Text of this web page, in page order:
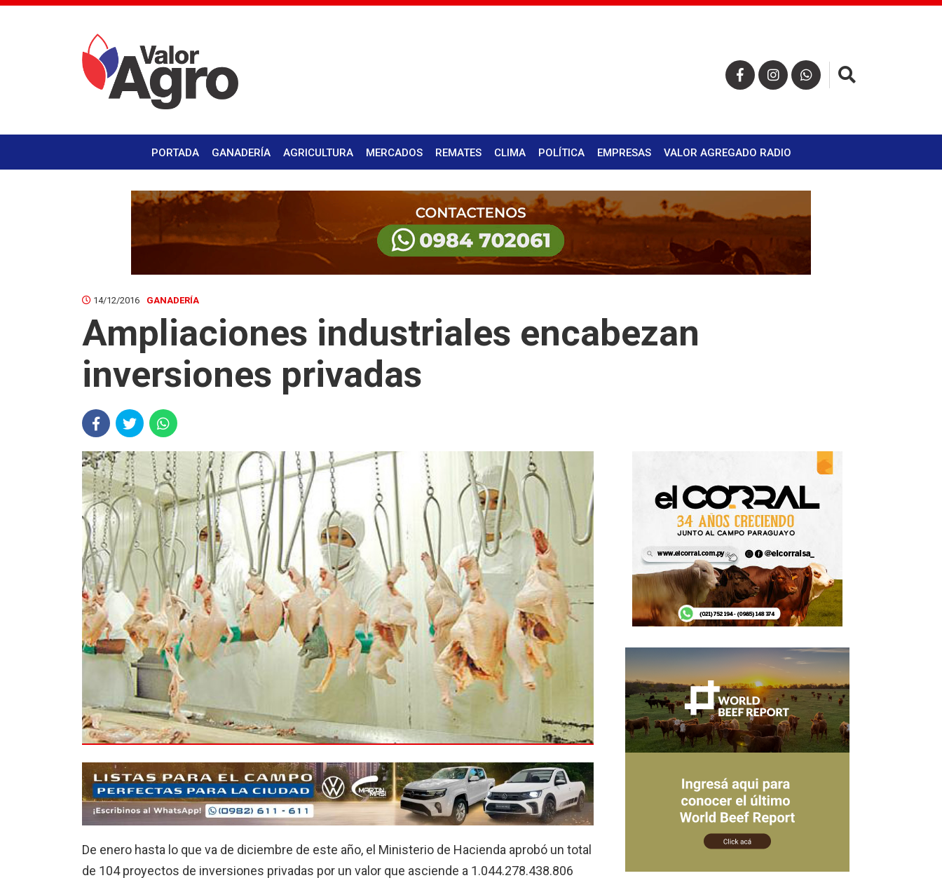
PORTADA GANADERÍA AGRICULTURA MERCADOS REMATES CLIMA POLÍTICA EMPRESAS VALOR AGREGADO RADIO
14/12/2016 GANADERÍA
Ampliaciones industriales encabezan
inversiones privadas
De enero hasta lo que va de diciembre de este año, el Ministerio de Hacienda aprobó un total
de 104 proyectos de inversiones privadas por un valor que asciende a 1.044.278.438.806